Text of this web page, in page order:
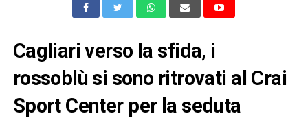
Cagliari verso la sfida, i
rossoblù si sono ritrovati al Crai
Sport Center per la seduta